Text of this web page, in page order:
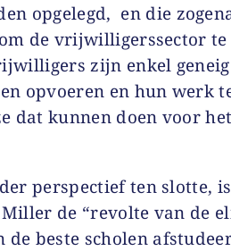
opgelegd, en die
de vrijwilligerssector te
zijn enkel
opvoeren en hun werk
dat kunnen doen voor
perspectief ten slotte,
de “revolte van de
de beste scholen